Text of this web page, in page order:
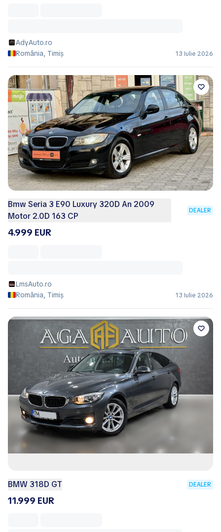
AdyAuto.ro
România, Timiș
13 Iulie 2026
Bmw Seria 3 E90 Luxury 320D An 2009
Motor 2.0D 163 CP
DEALER
4.999 EUR
LmsAuto.ro
România, Timiș
13 Iulie 2026
BMW 318D GT DEALER
11.999 EUR